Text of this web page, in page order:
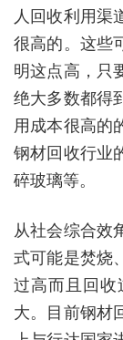
人回收利用渠
很高的。这些
明这点高，只
绝大多数都得
用成本很高的
钢材回收行业
碎玻璃等。
从社会综合效
式可能是焚烧
过高而且回
大。目前钢材